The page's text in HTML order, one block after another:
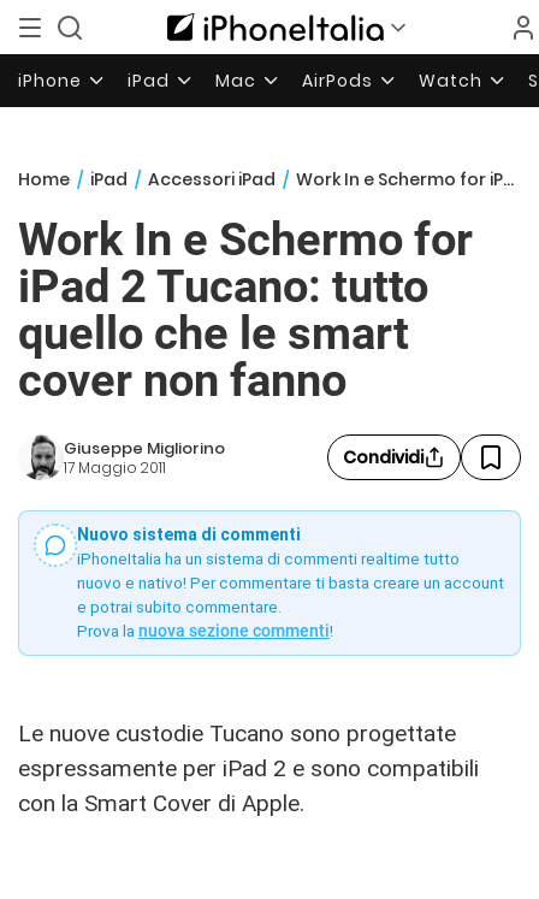
iPhone iPad Mac AirPods Watch
Home / iPad / Accessori iPad / Work In e Schermo for iPad 2 Tucano: tutto quello che le smart cover non fanno
Work In e Schermo for
iPad 2 Tucano: tutto
quello che le smart
cover non fanno
Giuseppe Migliorino
17 Maggio 2011 Condividi
Nuovo sistema di commenti
iPhoneItalia ha un sistema di commenti realtime tutto
nuovo e nativo! Per commentare ti basta creare un account
e potrai subito commentare.
Prova la nuova sezione commenti!
Le nuove custodie Tucano sono progettate
espressamente per iPad 2 e sono compatibili
con la Smart Cover di Apple.